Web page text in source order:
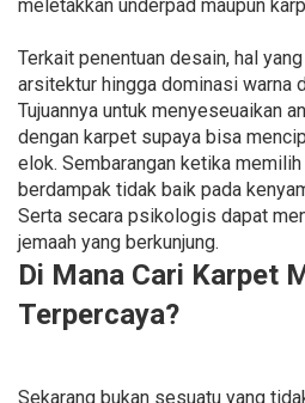
meletakkan underpad maupun
Terkait penentuan desain, hal
arsitektur hingga dominasi warna
Tujuannya untuk menyeseuaikan
dengan karpet supaya bisa
elok. Sembarangan ketika
berdampak tidak baik pada
Serta secara psikologis dapat
jemaah yang berkunjung.
Di Mana Cari Karpet
Terpercaya?
Sekarang bukan sesuatu yang